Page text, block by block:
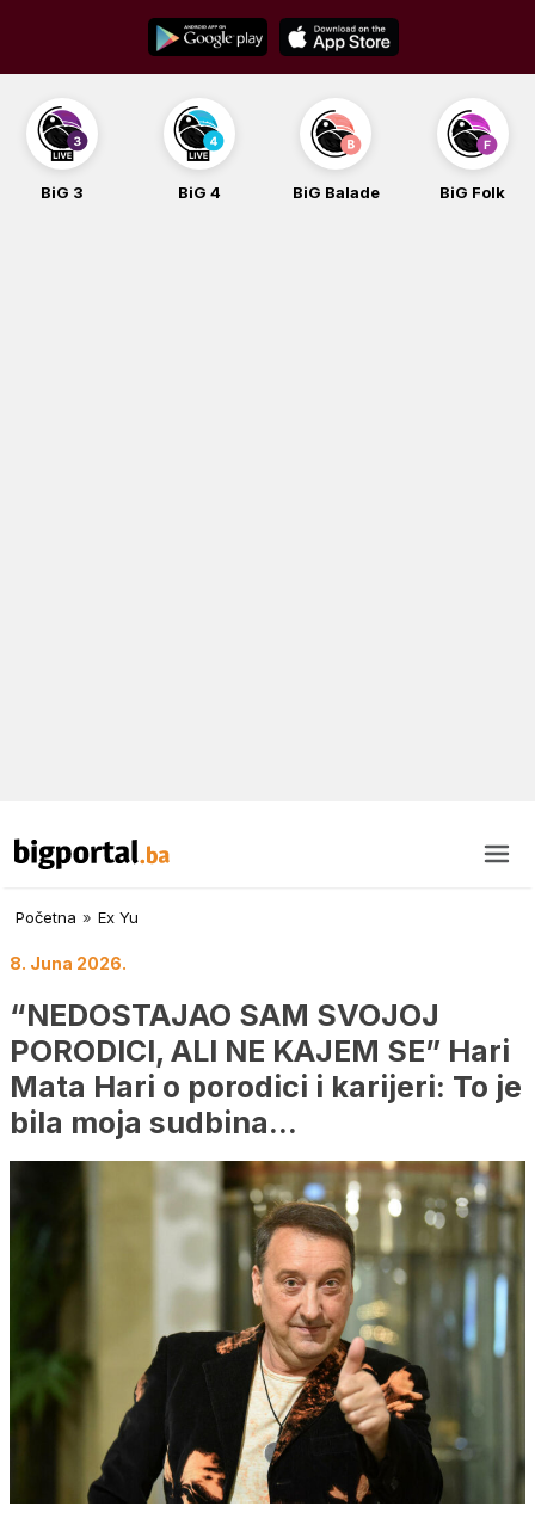
content
BiG 3 BiG 4 BiG Balade BiG Folk
Početna » Ex Yu
8. Juna 2026.
“NEDOSTAJAO SAM SVOJOJ
PORODICI, ALI NE KAJEM SE” Hari
Mata Hari o porodici i karijeri: To je
bila moja sudbina…